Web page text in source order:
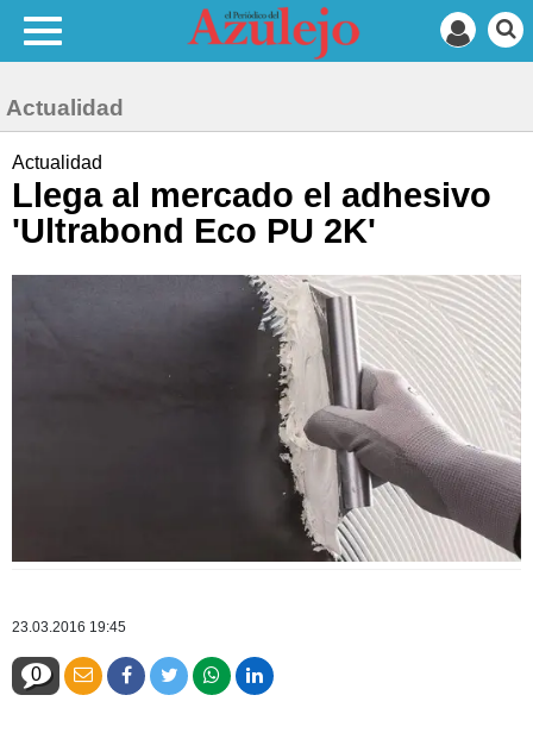
Actualidad
Actualidad
Llega al mercado el adhesivo
'Ultrabond Eco PU 2K'
23.03.2016 19:45
0